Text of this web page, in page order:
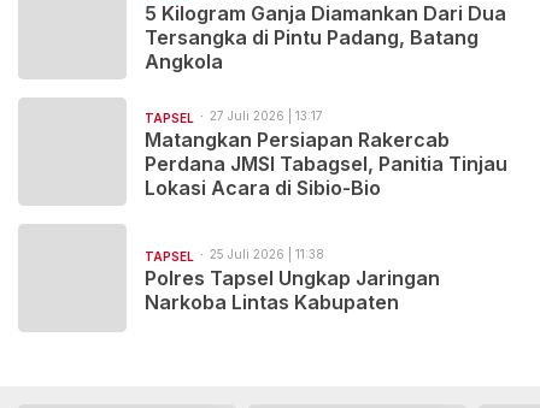
5 Kilogram Ganja Diamankan Dari Dua
Tersangka di Pintu Padang, Batang
Angkola
TAPSEL 27 Juli 2026 | 13:17
Matangkan Persiapan Rakercab
Perdana JMSI Tabagsel, Panitia Tinjau
Lokasi Acara di Sibio-Bio
TAPSEL 25 Juli 2026 | 11:38
Polres Tapsel Ungkap Jaringan
Narkoba Lintas Kabupaten